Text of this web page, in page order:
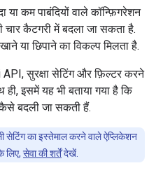
या कम पाबंदियों वाले कॉन्फ़िगरेशन
कैटगरी में बदला जा सकता है.
या छिपाने का विकल्प मिलता है.
API, सुरक्षा सेटिंग और फ़िल्टर करने
इसमें यह भी बताया गया है कि
बदली जा सकती हैं.
सेटिंग का इस्तेमाल करने वाले ऐप्लिकेशन
लिए, सेवा की शर्तेंदेखें.